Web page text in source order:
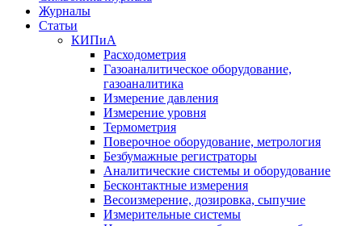
Журналы
Статьи
КИПиА
Расходометрия
Газоаналитическое оборудование,
газоаналитика
Измерение давления
Измерение уровня
Термометрия
Поверочное оборудование, метрология
Безбумажные регистраторы
Аналитические системы и оборудование
Бесконтактные измерения
Весоизмерение, дозировка, сыпучие
Измерительные системы